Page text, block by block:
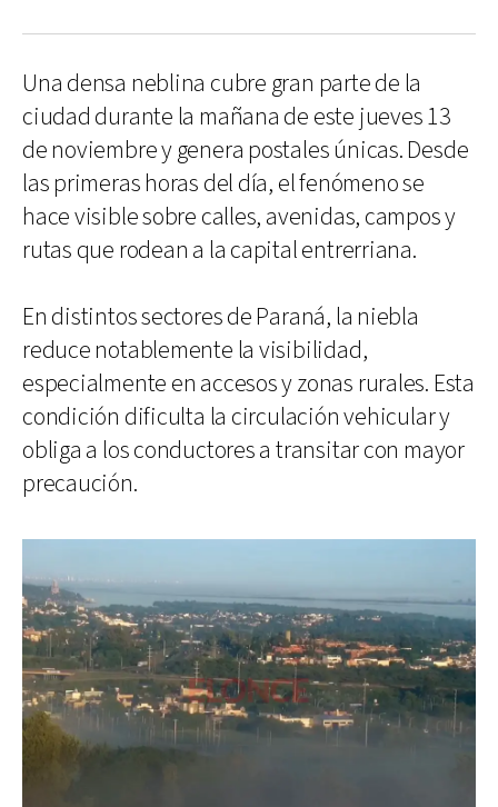
Una densa neblina cubre gran parte de la
ciudad durante la mañana de este jueves 13
de noviembre y genera postales únicas. Desde
las primeras horas del día, el fenómeno se
hace visible sobre calles, avenidas, campos y
rutas que rodean a la capital entrerriana.
En distintos sectores de Paraná, la niebla
reduce notablemente la visibilidad,
especialmente en accesos y zonas rurales. Esta
condición dificulta la circulación vehicular y
obliga a los conductores a transitar con mayor
precaución.